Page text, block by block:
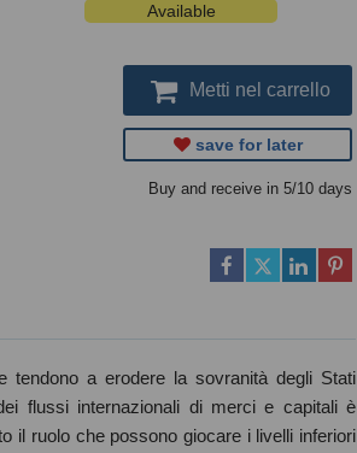
Available
Metti nel carrello
save for later
Buy and receive in 5/10 days
tendono a erodere la sovranità degli Stati
flussi internazionali di merci e capitali è
il ruolo che possono giocare i livelli inferiori